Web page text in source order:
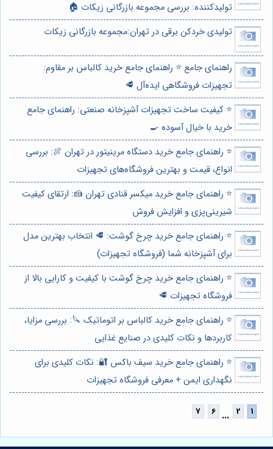
تولیدکننده: بررسی مجموعه بازرگانی زیکات 🏠
تولیدی خردکن برقی در تهران:مجموعه بازرگانی زیکات
راهنمای جامع ⭐️ راهنمای جامع خرید کالباس بر مقاوم:
تجهیزات فروشگاهی ایده‌آل 🥩
⭐️ کیفیت ساخت تجهیزات آشپزخانه صنعتی: راهنمای جامع
خرید با خیال آسوده 🍳
⭐️ راهنمای جامع خرید دستگاه مرینیتور در تهران 🍖: بررسی
انواع، قیمت و بهترین فروشگاه‌های تجهیزات
⭐️ راهنمای جامع خرید میکسر قنادی تهران 🍰: ارتقای کیفیت
شیرینی‌پزی و افزایش فروش
⭐️ راهنمای جامع خرید چرخ گوشت: 🥩 انتخاب بهترین مدل
برای آشپزخانه شما (فروشگاه تجهیزات)
⭐️ راهنمای جامع خرید چرخ گوشت با کیفیت و کارایی بالا از
فروشگاه تجهیزات 🥩
⭐️ راهنمای جامع خرید کالباس بر اتوماتیک 🔪: بررسی مزایا،
کاربردها و نکات کلیدی در صنایع غذایی
⭐️ راهنمای جامع خرید سیف باکس 🔐: نکات کلیدی برای
نگهداری ایمن + معرفی فروشگاه تجهیزات
...